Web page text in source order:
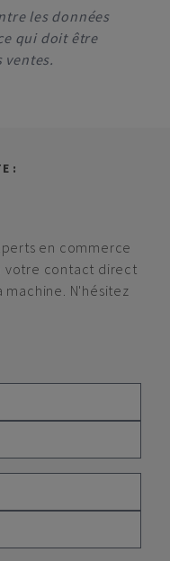
les données
qui doit être
:
en commerce
votre contact direct
N'hésitez